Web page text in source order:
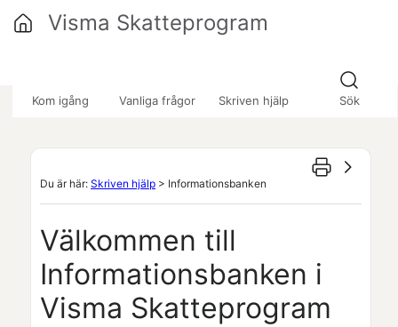
Kom igång Vanliga frågor Skriven hjälp Sök
Visma Skatteprogram
Du är här: Skriven hjälp > Informationsbanken
Välkommen till
Informationsbanken i
Visma Skatteprogram